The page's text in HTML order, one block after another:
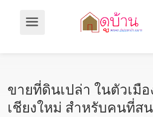
ขายที่ดินเปล่า ในตัวเมือ
เชียงใหม่ สำหรับคนที่ส